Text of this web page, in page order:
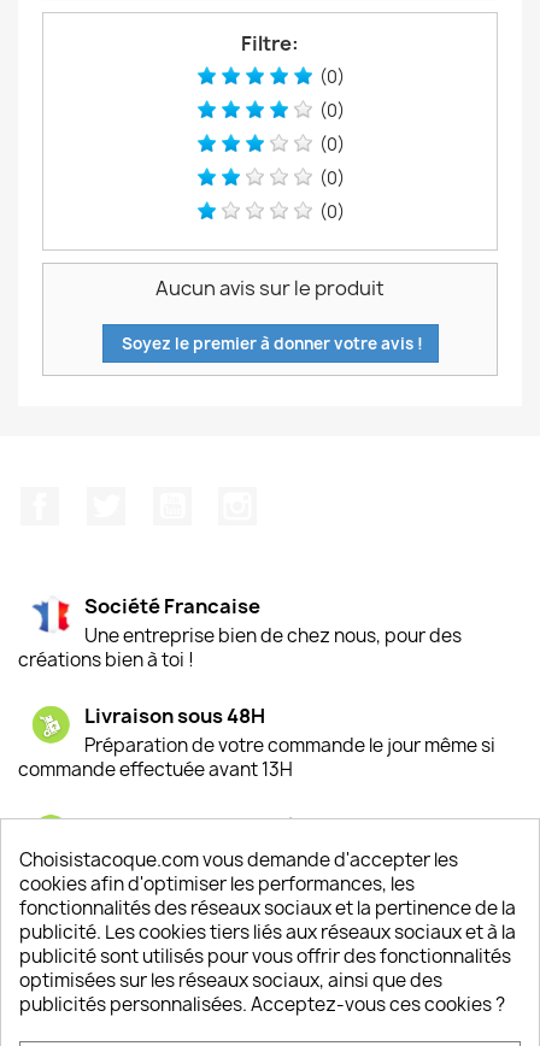
Filtre:
(0)
(0)
(0)
(0)
(0)
Aucun avis sur le produit
Soyez le premier à donner votre avis !
Société Francaise
Une entreprise bien de chez nous, pour des
créations bien à toi !
Livraison sous 48H
Préparation de votre commande le jour même si
commande effectuée avant 13H
Satisfaction de nos clients
Depuis 2009, entre 92% et 94% de nos clients
sont satisfaits de nos produits
Un SAV à votre écoute
Notre SAV est disponible 6/7J de 10h à 18H
Choisistacoque.com vous demande d'accepter les
cookies afin d'optimiser les performances, les
fonctionnalités des réseaux sociaux et la pertinence de la
publicité. Les cookies tiers liés aux réseaux sociaux et à la
publicité sont utilisés pour vous offrir des fonctionnalités
optimisées sur les réseaux sociaux, ainsi que des
publicités personnalisées. Acceptez-vous ces cookies ?